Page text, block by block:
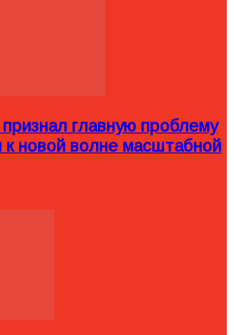
главную проблему
к новой волне масштабной